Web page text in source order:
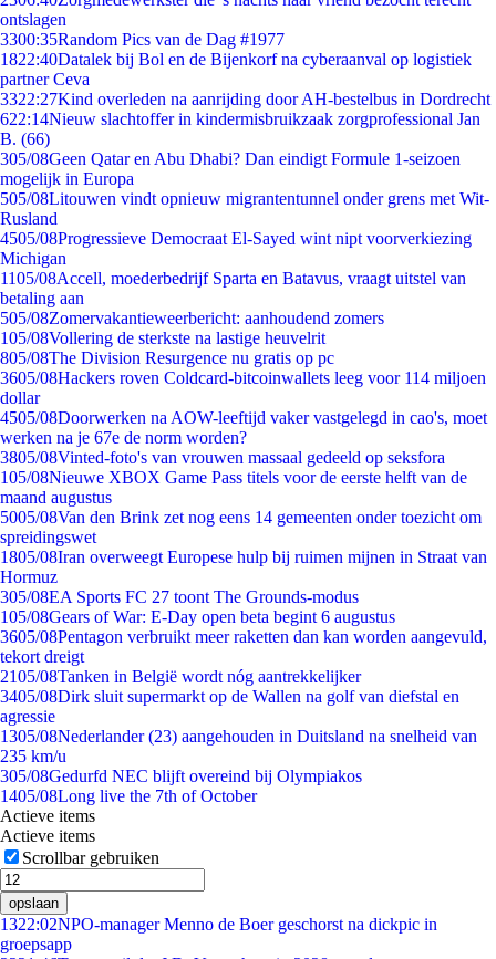
ontslagen
3300:35Random Pics van de Dag #1977
1822:40Datalek bij Bol en de Bijenkorf na cyberaanval op logistiek
partner Ceva
3322:27Kind overleden na aanrijding door AH-bestelbus in Dordrecht
622:14Nieuw slachtoffer in kindermisbruikzaak zorgprofessional Jan
B. (66)
305/08Geen Qatar en Abu Dhabi? Dan eindigt Formule 1-seizoen
mogelijk in Europa
505/08Litouwen vindt opnieuw migrantentunnel onder grens met Wit-
Rusland
4505/08Progressieve Democraat El-Sayed wint nipt voorverkiezing
Michigan
1105/08Accell, moederbedrijf Sparta en Batavus, vraagt uitstel van
betaling aan
505/08Zomervakantieweerbericht: aanhoudend zomers
105/08Vollering de sterkste na lastige heuvelrit
805/08The Division Resurgence nu gratis op pc
3605/08Hackers roven Coldcard-bitcoinwallets leeg voor 114 miljoen
dollar
4505/08Doorwerken na AOW-leeftijd vaker vastgelegd in cao's, moet
werken na je 67e de norm worden?
3805/08Vinted-foto's van vrouwen massaal gedeeld op seksfora
105/08Nieuwe XBOX Game Pass titels voor de eerste helft van de
maand augustus
5005/08Van den Brink zet nog eens 14 gemeenten onder toezicht om
spreidingswet
1805/08Iran overweegt Europese hulp bij ruimen mijnen in Straat van
Hormuz
305/08EA Sports FC 27 toont The Grounds-modus
105/08Gears of War: E-Day open beta begint 6 augustus
3605/08Pentagon verbruikt meer raketten dan kan worden aangevuld,
tekort dreigt
2105/08Tanken in België wordt nóg aantrekkelijker
3405/08Dirk sluit supermarkt op de Wallen na golf van diefstal en
agressie
1305/08Nederlander (23) aangehouden in Duitsland na snelheid van
235 km/u
305/08Gedurfd NEC blijft overeind bij Olympiakos
1405/08Long live the 7th of October
Actieve items
Actieve items
Scrollbar gebruiken
opslaan
1322:02NPO-manager Menno de Boer geschorst na dickpic in
groepsapp